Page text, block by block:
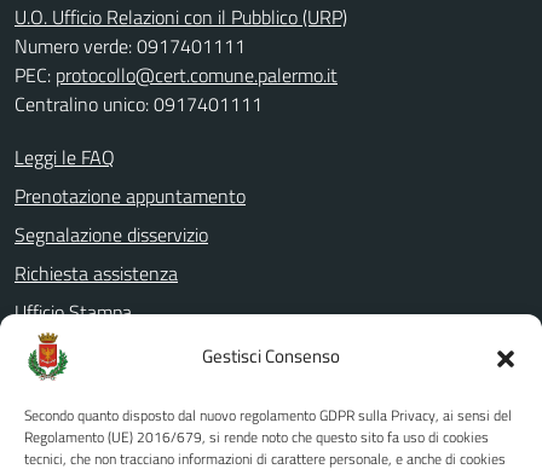
Gestisci Consenso
Secondo quanto disposto dal nuovo regolamento GDPR sulla Privacy, ai sensi del
Regolamento (UE) 2016/679, si rende noto che questo sito fa uso di cookies
tecnici, che non tracciano informazioni di carattere personale, e anche di cookies
U.O. Ufficio Relazioni con il Pubblico (URP)
Numero verde: 0917401111
PEC: protocollo@cert.comune.palermo.it
Centralino unico: 0917401111
Leggi le FAQ
Prenotazione appuntamento
Segnalazione disservizio
Richiesta assistenza
Ufficio Stampa
Amministrazione Trasparente
Albo pretorio
Informativa privacy
Note legali